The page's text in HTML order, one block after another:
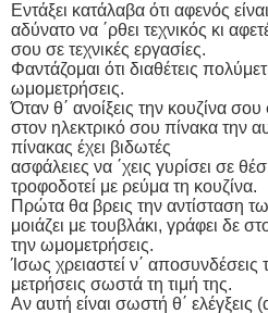
Εντάξει κατάλαβα ότι αφενός
αδύνατο να ΄ρθει τεχνικός κι
σου σε τεχνικές εργασίες.
Φαντάζομαι ότι διαθέτεις
ωμομετρήσεις.
Όταν θ΄ ανοίξεις την κουζίνα σου
στον ηλεκτρικό σου πίνακα την
πίνακας έχει βιδωτές
ασφάλειες να ΄χεις γυρίσει σε
τροφοδοτεί με ρεύμα τη κουζίνα.
Πρώτα θα βρεις την αντίσταση
μοιάζει με τουβλάκι, γράφει δε
την ωμομετρήσεις.
Ίσως χρειαστεί ν΄ αποσυνδέσεις
μετρήσεις σωστά τη τιμή της.
Αν αυτή είναι σωστή θ΄